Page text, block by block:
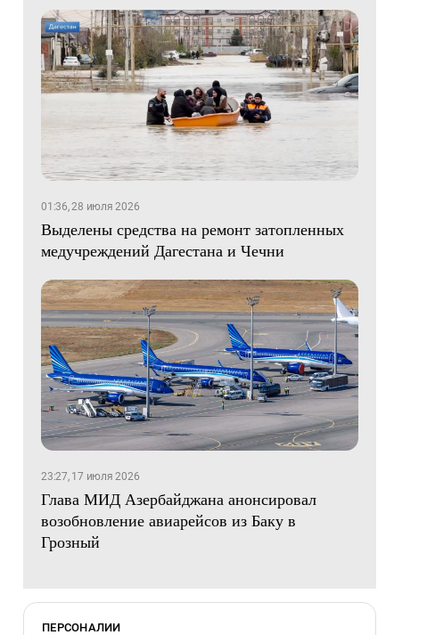
01:36, 28 июля 2026
Выделены средства на ремонт затопленных
медучреждений Дагестана и Чечни
23:27, 17 июля 2026
Глава МИД Азербайджана анонсировал
возобновление авиарейсов из Баку в
Грозный
ПЕРСОНАЛИИ